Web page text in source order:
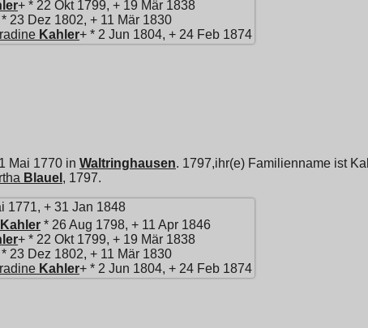
+ * 22 Okt 1799, + 19 Mär 1838
* 23 Dez 1802, + 11 Mär 1830
Kahler+ * 2 Jun 1804, + 24 Feb 1874
Mai 1770 in Waltringhausen. 1797,ihr(e) Familienname ist
Blauel , 1797.
1771, + 31 Jan 1848
Kahler * 26 Aug 1798, + 11 Apr 1846
+ * 22 Okt 1799, + 19 Mär 1838
* 23 Dez 1802, + 11 Mär 1830
Kahler+ * 2 Jun 1804, + 24 Feb 1874